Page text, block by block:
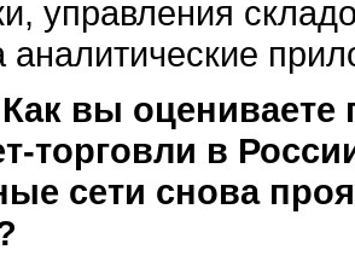
управления
аналитические
вы оцениваете
торговли в
сети снова